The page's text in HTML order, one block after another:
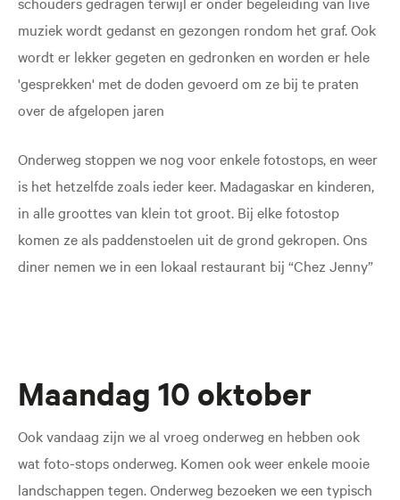
muziek wordt gedanst en gezongen rondom het graf. Ook
wordt er lekker gegeten en gedronken en worden er hele
'gesprekken' met de doden gevoerd om ze bij te praten
over de afgelopen jaren
Onderweg stoppen we nog voor enkele fotostops, en weer
is het hetzelfde zoals ieder keer. Madagaskar en kinderen,
in alle groottes van klein tot groot. Bij elke fotostop
komen ze als paddenstoelen uit de grond gekropen. Ons
diner nemen we in een lokaal restaurant bij “Chez Jenny”
Maandag 10 oktober
Ook vandaag zijn we al vroeg onderweg en hebben ook
wat foto-stops onderweg. Komen ook weer enkele mooie
landschappen tegen. Onderweg bezoeken we een typisch